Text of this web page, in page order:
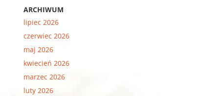
ARCHIWUM
lipiec 2026
czerwiec 2026
maj 2026
kwiecień 2026
marzec 2026
luty 2026